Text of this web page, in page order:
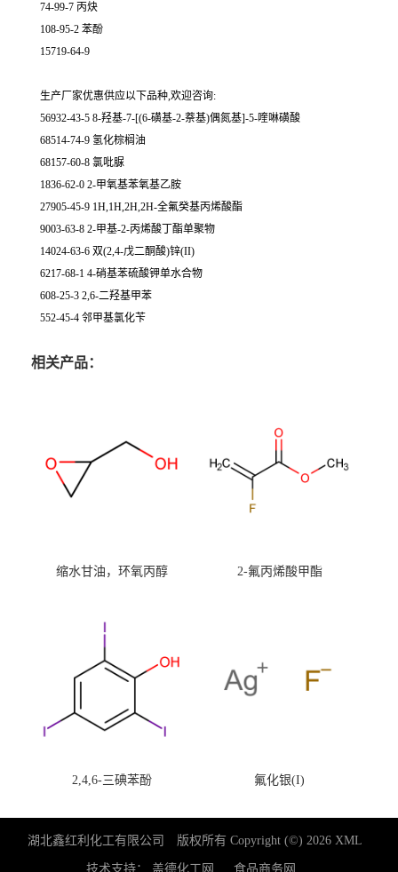
74-99-7 丙炔
108-95-2 苯酚
15719-64-9
生产厂家优惠供应以下品种,欢迎咨询:
56932-43-5 8-羟基-7-[(6-磺基-2-萘基)偶氮基]-5-喹啉磺酸
68514-74-9 氢化棕榈油
68157-60-8 氯吡脲
1836-62-0 2-甲氧基苯氧基乙胺
27905-45-9 1H,1H,2H,2H-全氟癸基丙烯酸酯
9003-63-8 2-甲基-2-丙烯酸丁酯单聚物
14024-63-6 双(2,4-戊二酮酸)锌(II)
6217-68-1 4-硝基苯硫酸钾单水合物
608-25-3 2,6-二羟基甲苯
552-45-4 邻甲基氯化苄
相关产品：
缩水甘油，环氧丙醇 2-氟丙烯酸甲酯
2,4,6-三碘苯酚 氟化银(I)
湖北鑫红利化工有限公司 版权所有 Copyright (©) 2026 XML
技术支持： 盖德化工网 食品商务网